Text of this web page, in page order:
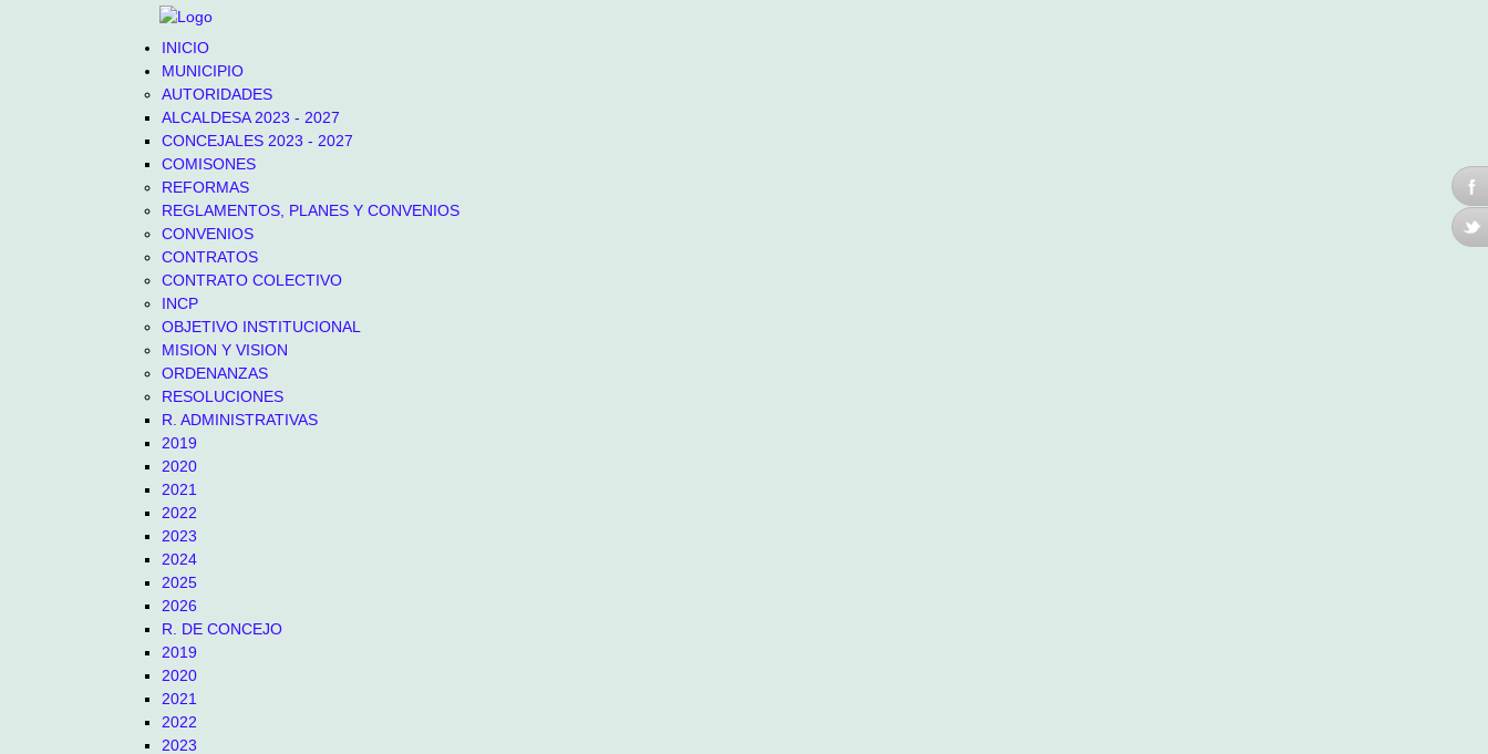
INICIO
MUNICIPIO
AUTORIDADES
ALCALDESA 2023 - 2027
CONCEJALES 2023 - 2027
COMISONES
REFORMAS
REGLAMENTOS, PLANES Y CONVENIOS
CONVENIOS
CONTRATOS
CONTRATO COLECTIVO
INCP
OBJETIVO INSTITUCIONAL
MISION Y VISION
ORDENANZAS
RESOLUCIONES
R. ADMINISTRATIVAS
2019
2020
2021
2022
2023
2024
2025
2026
R. DE CONCEJO
2019
2020
2021
2022
2023